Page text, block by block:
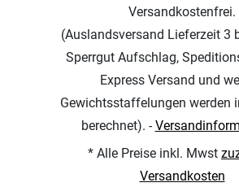
Versandkostenfrei.
(Auslandsversand Lieferzeit 3
Sperrgut Aufschlag,
Express Versand und
Gewichtsstaffelungen werden
berechnet). -
* Alle Preise inkl. Mwst
Versandkosten